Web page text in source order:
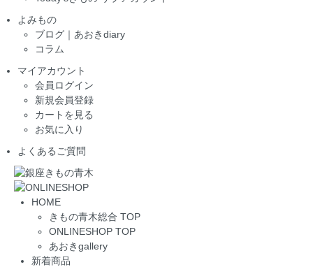
よみもの
ブログ｜あおきdiary
コラム
マイアカウント
会員ログイン
新規会員登録
カートを見る
お気に入り
よくあるご質問
HOME
きもの青木総合 TOP
ONLINESHOP TOP
あおきgallery
新着商品